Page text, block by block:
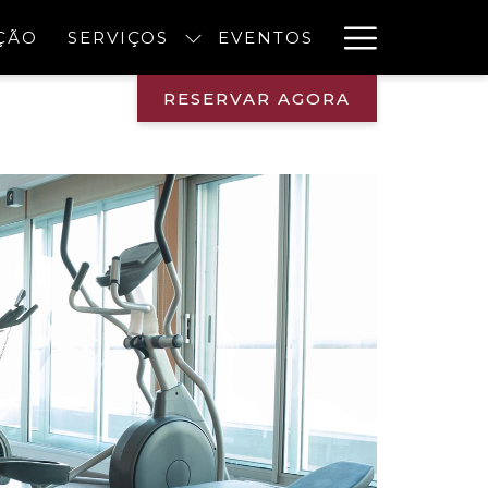
SERVIÇOS EVENTOS
Menu
RESERVAR AGORA